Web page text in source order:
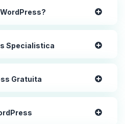
Specialistica
Gratuita